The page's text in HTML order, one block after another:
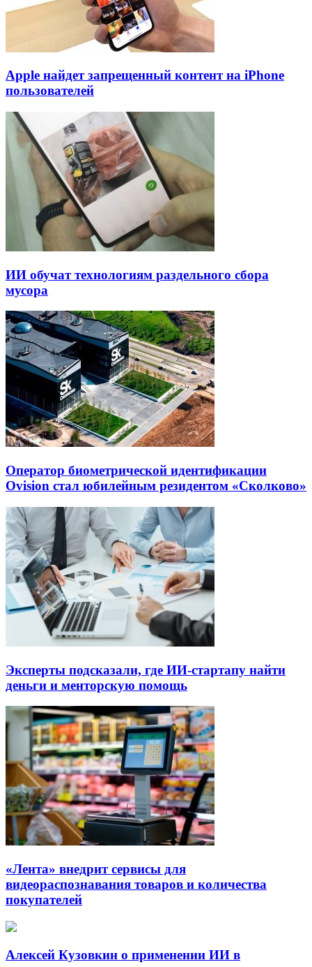
Apple найдет запрещенный контент на iPhone
пользователей
ИИ обучат технологиям раздельного сбора
мусора
Оператор биометрической идентификации
Ovision стал юбилейным резидентом «Сколково»
Эксперты подсказали, где ИИ-стартапу найти
деньги и менторскую помощь
«Лента» внедрит сервисы для
видеораспознавания товаров и количества
покупателей
Алексей Кузовкин о применении ИИ в